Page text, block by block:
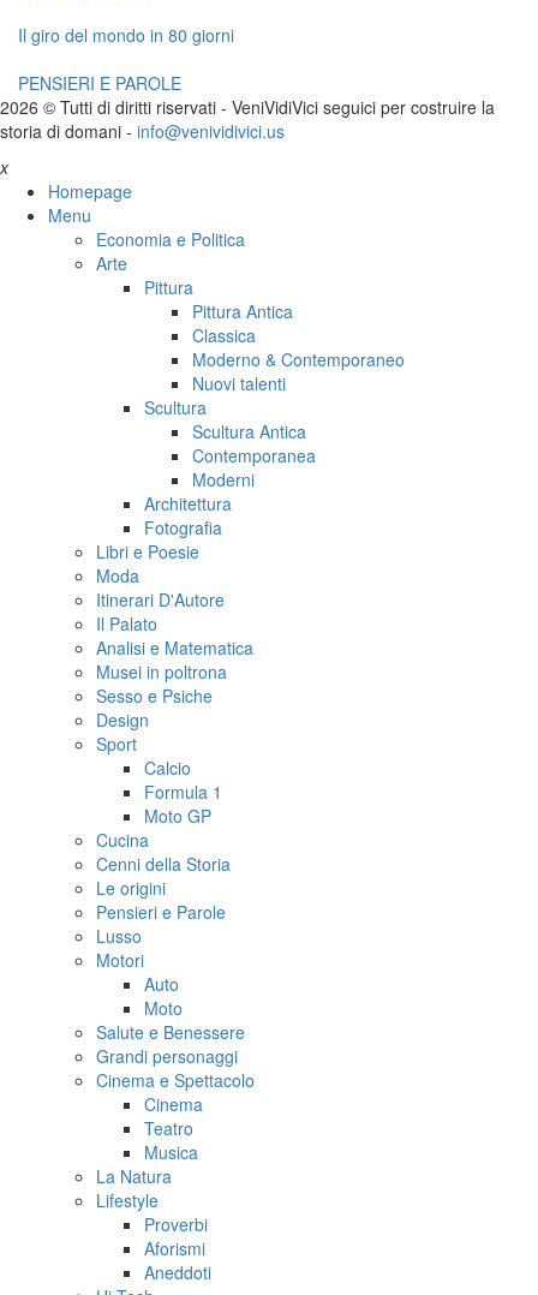
Il giro del mondo in 80 giorni
PENSIERI E PAROLE
2026 © Tutti di diritti riservati - VeniVidiVici seguici per costruire la
storia di domani - info@venividivici.us
x
Homepage
Menu
Economia e Politica
Arte
Pittura
Pittura Antica
Classica
Moderno & Contemporaneo
Nuovi talenti
Scultura
Scultura Antica
Contemporanea
Moderni
Architettura
Fotografia
Libri e Poesie
Moda
Itinerari D'Autore
Il Palato
Analisi e Matematica
Musei in poltrona
Sesso e Psiche
Design
Sport
Calcio
Formula 1
Moto GP
Cucina
Cenni della Storia
Le origini
Pensieri e Parole
Lusso
Motori
Auto
Moto
Salute e Benessere
Grandi personaggi
Cinema e Spettacolo
Cinema
Teatro
Musica
La Natura
Lifestyle
Proverbi
Aforismi
Aneddoti